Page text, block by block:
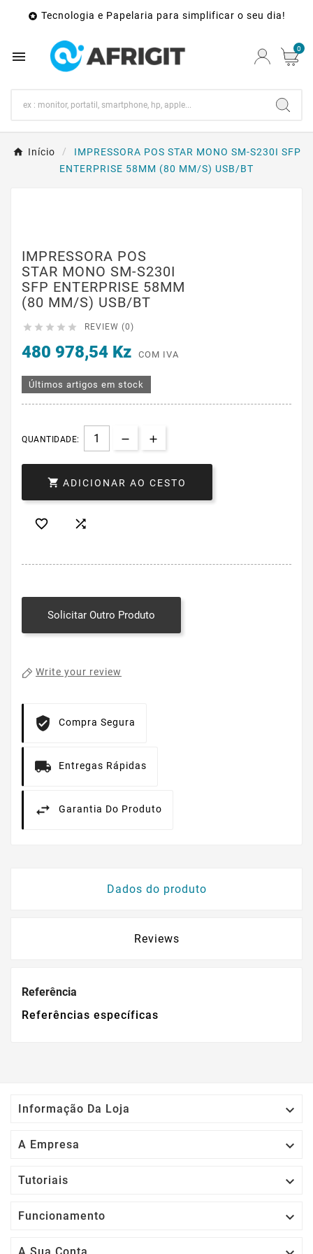
 Tecnologia e Papelaria para simplificar o seu dia!
 0
Início
IMPRESSORA POS STAR MONO SM-S230I SFP
ENTERPRISE 58MM (80 MM/S) USB/BT
IMPRESSORA POS
STAR MONO SM-S230I
SFP ENTERPRISE 58MM
(80 MM/S) USB/BT
     REVIEW (0)
480 978,54 Kz COM IVA
Últimos artigos em stock
QUANTIDADE:
 ADICIONAR AO CESTO
 
Solicitar Outro Produto
Write your review
Compra Segura
Entregas Rápidas
Garantia Do Produto
Dados do produto
Reviews
Referência
Referências específicas
Informação Da Loja 
A Empresa 
Tutoriais 
Funcionamento 